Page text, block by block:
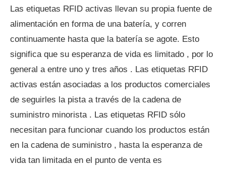
Las etiquetas RFID activas llevan su propia fuente de
alimentación en forma de una batería, y corren
continuamente hasta que la batería se agote. Esto
significa que su esperanza de vida es limitado , por lo
general a entre uno y tres años . Las etiquetas RFID
activas están asociadas a los productos comerciales
de seguirles la pista a través de la cadena de
suministro minorista . Las etiquetas RFID sólo
necesitan para funcionar cuando los productos están
en la cadena de suministro , hasta la esperanza de
vida tan limitada en el punto de venta es